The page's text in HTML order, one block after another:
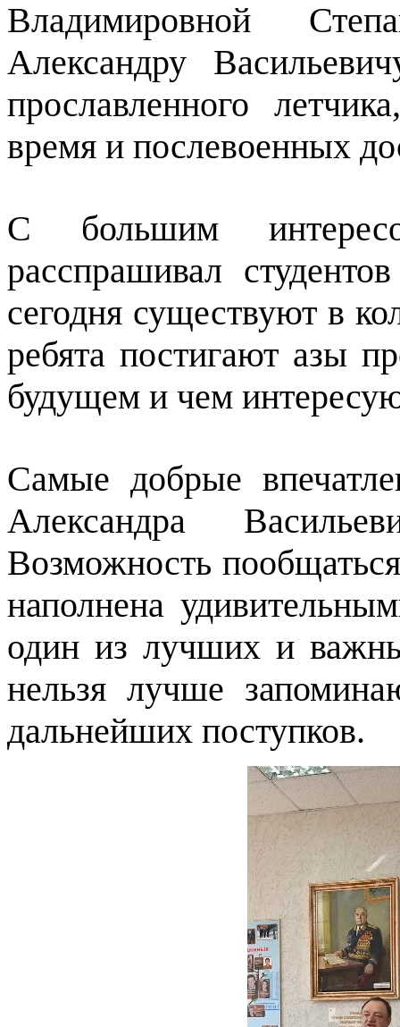
Владимировной
Александру
прославленного
время и послевоенных
С большим
расспрашивал
сегодня существуют в
ребята постигают азы
будущем и чем
Самые добрые
Александра
Возможность
наполнена
один из лучших и
нельзя лучше
дальнейших поступков.